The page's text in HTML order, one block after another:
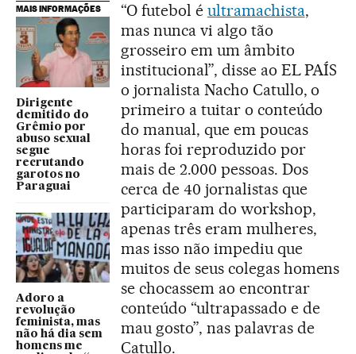
MAIS INFORMAÇÕES
Dirigente
demitido do
Grêmio por
abuso sexual
segue
recrutando
garotos no
Paraguai
Adoro a
revolução
feminista, mas
não há dia sem
homens me
“O futebol é ultramachista,
mas nunca vi algo tão
grosseiro em um âmbito
institucional”, disse ao EL PAÍS
o jornalista Nacho Catullo, o
primeiro a tuitar o conteúdo
do manual, que em poucas
horas foi reproduzido por
mais de 2.000 pessoas. Dos
cerca de 40 jornalistas que
participaram do workshop,
apenas três eram mulheres,
mas isso não impediu que
muitos de seus colegas homens
se chocassem ao encontrar
conteúdo “ultrapassado e de
mau gosto”, nas palavras de
Catullo.